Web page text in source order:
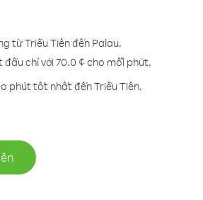
từ Triều Tiên đến Palau.
chỉ với 70.0 ¢ cho mỗi phút.
phút tốt nhất đến Triều Tiên.